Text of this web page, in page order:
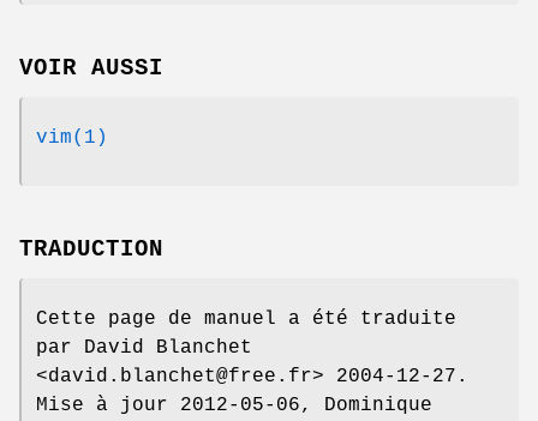
VOIR AUSSI
vim(1)
TRADUCTION
Cette page de manuel a été traduite
par David Blanchet
<david.blanchet@free.fr> 2004-12-27.
Mise à jour 2012-05-06, Dominique